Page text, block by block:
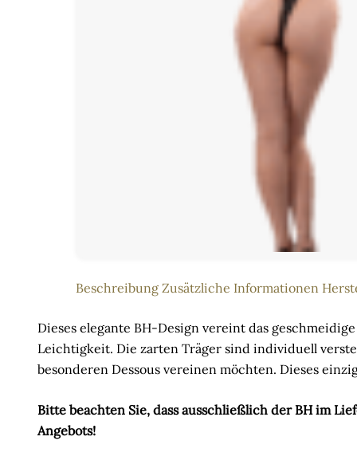
Beschreibung Zusätzliche Informationen
Dieses elegante BH-Design vereint das
Leichtigkeit. Die zarten Träger sind individuell
besonderen Dessous vereinen möchten. Dieses
Bitte beachten Sie, dass ausschließlich der BH im
Angebots!